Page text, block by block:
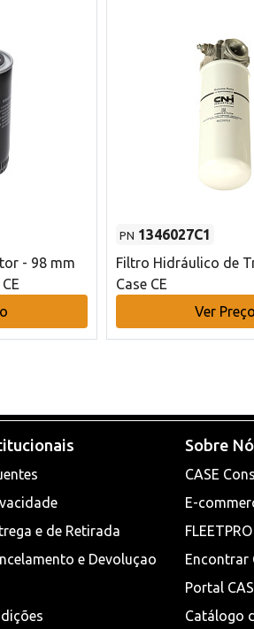
- 98 mm
PN 1346027C1
Filtro Hidráulico de
Case CE
Ver Preço
e de Retirada
e Devoluçao
Sobre
CASE
E-
FLEETPRO
Encontrar
Portal
Catálogo